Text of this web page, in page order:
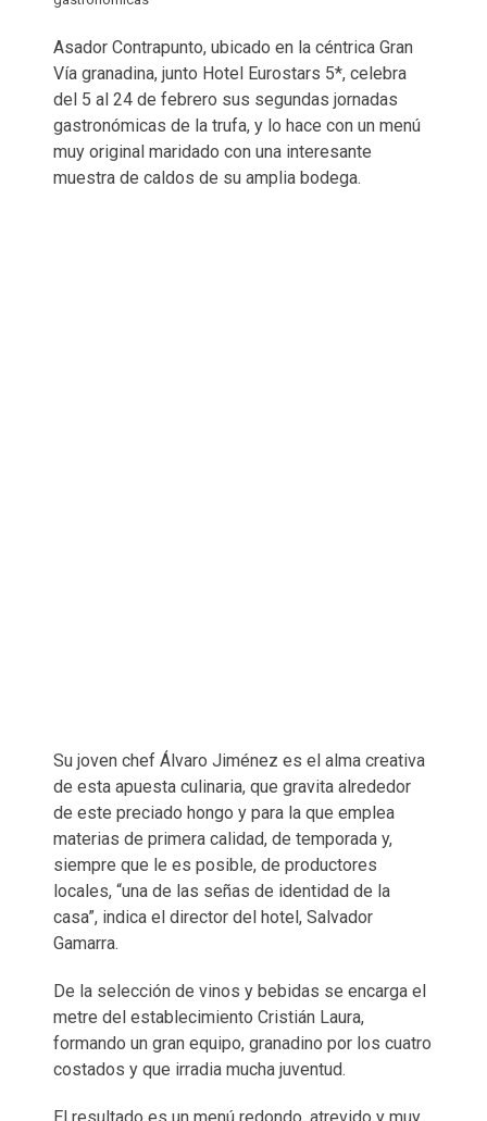
Asador Contrapunto, ubicado en la céntrica Gran
Vía granadina, junto Hotel Eurostars 5*, celebra
del 5 al 24 de febrero sus segundas jornadas
gastronómicas de la trufa, y lo hace con un menú
muy original maridado con una interesante
muestra de caldos de su amplia bodega.
Su joven chef Álvaro Jiménez es el alma creativa
de esta apuesta culinaria, que gravita alrededor
de este preciado hongo y para la que emplea
materias de primera calidad, de temporada y,
siempre que le es posible, de productores
locales, “una de las señas de identidad de la
casa”, indica el director del hotel, Salvador
Gamarra.
De la selección de vinos y bebidas se encarga el
metre del establecimiento Cristián Laura,
formando un gran equipo, granadino por los cuatro
costados y que irradia mucha juventud.